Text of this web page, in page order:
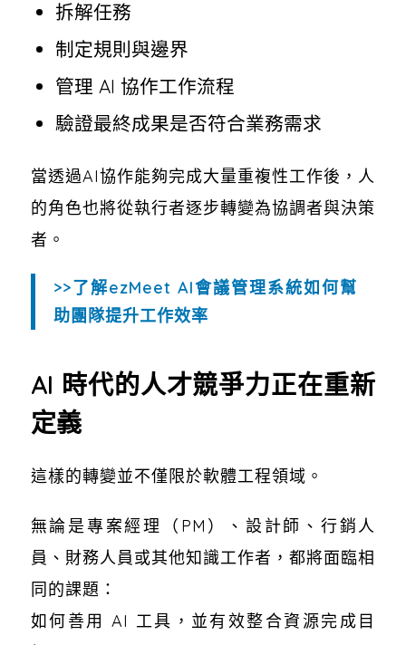
拆解任務
制定規則與邊界
管理 AI 協作工作流程
驗證最終成果是否符合業務需求
當透過AI協作能夠完成大量重複性工作後，人
的角色也將從執行者逐步轉變為協調者與決策
者。
>>了解ezMeet AI會議管理系統如何幫
助團隊提升工作效率
AI 時代的人才競爭力正在重新
定義
這樣的轉變並不僅限於軟體工程領域。
無論是專案經理（PM）、設計師、行銷人
員、財務人員或其他知識工作者，都將面臨相
同的課題：
如何善用 AI 工具，並有效整合資源完成目